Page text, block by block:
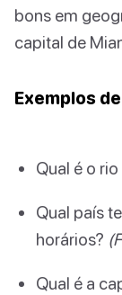
bons em
capital de
Exemplos
Qual é o
Qual país
horários?
Qual é a